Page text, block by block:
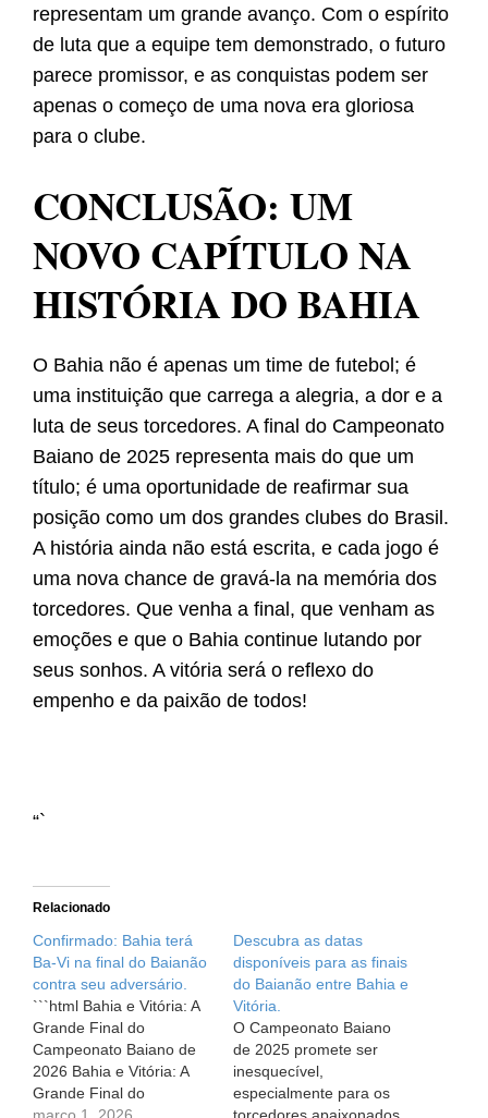
representam um grande avanço. Com o espírito
de luta que a equipe tem demonstrado, o futuro
parece promissor, e as conquistas podem ser
apenas o começo de uma nova era gloriosa
para o clube.
CONCLUSÃO: UM
NOVO CAPÍTULO NA
HISTÓRIA DO BAHIA
O Bahia não é apenas um time de futebol; é
uma instituição que carrega a alegria, a dor e a
luta de seus torcedores. A final do Campeonato
Baiano de 2025 representa mais do que um
título; é uma oportunidade de reafirmar sua
posição como um dos grandes clubes do Brasil.
A história ainda não está escrita, e cada jogo é
uma nova chance de gravá-la na memória dos
torcedores. Que venha a final, que venham as
emoções e que o Bahia continue lutando por
seus sonhos. A vitória será o reflexo do
empenho e da paixão de todos!
“`
Relacionado
Confirmado: Bahia terá
Ba-Vi na final do Baianão
contra seu adversário.
```html Bahia e Vitória: A
Grande Final do
Campeonato Baiano de
2026 Bahia e Vitória: A
Grande Final do
Descubra as datas
disponíveis para as finais
do Baianão entre Bahia e
Vitória.
O Campeonato Baiano
de 2025 promete ser
inesquecível,
especialmente para os